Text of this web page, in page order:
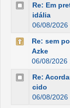
Re: Em
idália
06/08/2026
Re: sem
Azke
06/08/2026
Re:
cido
06/08/2026